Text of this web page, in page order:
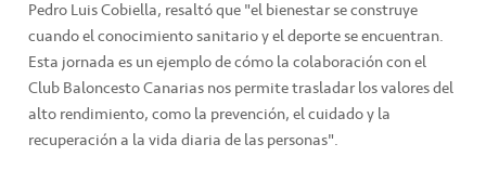
Pedro Luis Cobiella, resaltó que "el bienestar se construye
cuando el conocimiento sanitario y el deporte se encuentran.
Esta jornada es un ejemplo de cómo la colaboración con el
Club Baloncesto Canarias nos permite trasladar los valores del
alto rendimiento, como la prevención, el cuidado y la
recuperación a la vida diaria de las personas".